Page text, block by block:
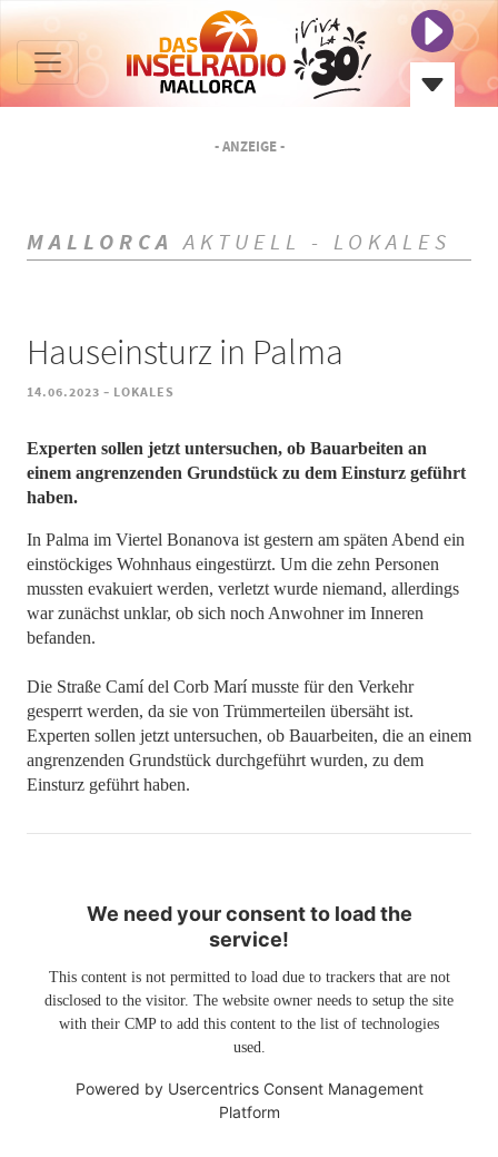
- ANZEIGE -
MALLORCA AKTUELL - LOKALES
Hauseinsturz in Palma
14.06.2023 - LOKALES
Experten sollen jetzt untersuchen, ob Bauarbeiten an
einem angrenzenden Grundstück zu dem Einsturz geführt
haben.
In Palma im Viertel Bonanova ist gestern am späten Abend ein
einstöckiges Wohnhaus eingestürzt. Um die zehn Personen
mussten evakuiert werden, verletzt wurde niemand, allerdings
war zunächst unklar, ob sich noch Anwohner im Inneren
befanden.
Die Straße Camí del Corb Marí musste für den Verkehr
gesperrt werden, da sie von Trümmerteilen übersäht ist.
Experten sollen jetzt untersuchen, ob Bauarbeiten, die an einem
angrenzenden Grundstück durchgeführt wurden, zu dem
Einsturz geführt haben.
We need your consent to load the
service!
This content is not permitted to load due to trackers that are not
disclosed to the visitor. The website owner needs to setup the site
with their CMP to add this content to the list of technologies
used.
Powered by Usercentrics Consent Management
Platform